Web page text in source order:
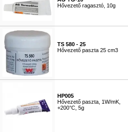
Hővezető ragasztó, 10g
TS 580 - 25
Hővezető paszta 25 cm3
HP005
Hővezető paszta, 1W/mK,
+200°C, 5g